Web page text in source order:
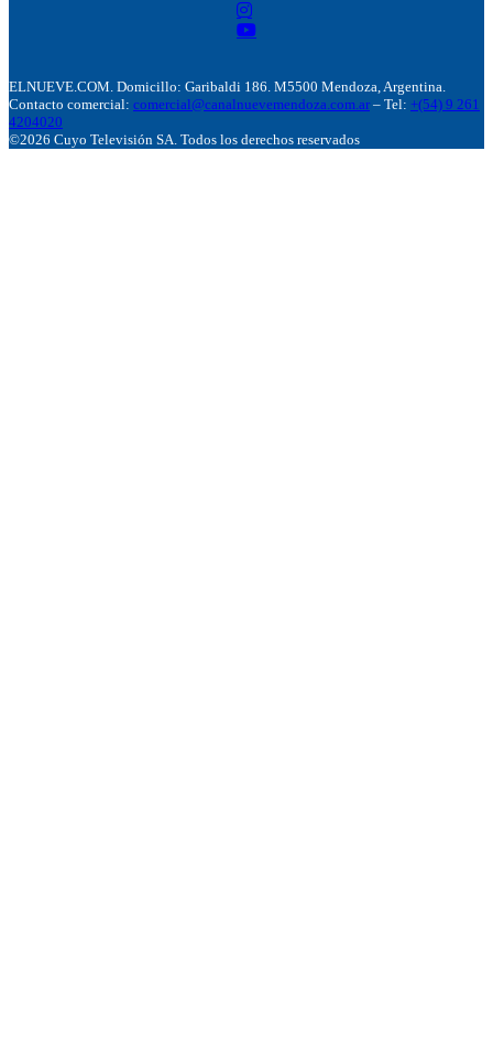
ELNUEVE.COM. Domicillo: Garibaldi 186. M5500 Mendoza, Argentina.
Contacto comercial: comercial@canalnuevemendoza.com.ar – Tel: +(54) 9 261
4204020
©2026 Cuyo Televisión SA. Todos los derechos reservados